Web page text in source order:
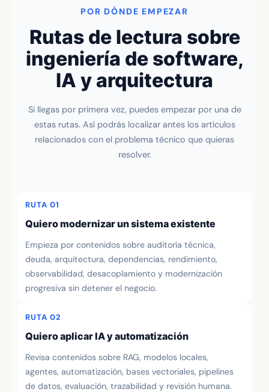
POR DÓNDE EMPEZAR
Rutas de lectura sobre
ingeniería de software,
IA y arquitectura
Si llegas por primera vez, puedes empezar por una de
estas rutas. Así podrás localizar antes los artículos
relacionados con el problema técnico que quieras
resolver.
RUTA 01
Quiero modernizar un sistema existente
Empieza por contenidos sobre auditoría técnica,
deuda, arquitectura, dependencias, rendimiento,
observabilidad, desacoplamiento y modernización
progresiva sin detener el negocio.
RUTA 02
Quiero aplicar IA y automatización
Revisa contenidos sobre RAG, modelos locales,
agentes, automatización, bases vectoriales, pipelines
de datos, evaluación, trazabilidad y revisión humana.